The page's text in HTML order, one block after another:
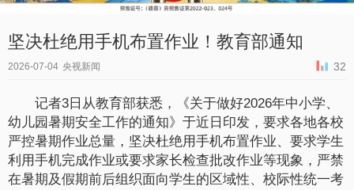
坚决杜绝用手机布置作业！教育部通知
2026-07-04 央视新闻 32
记者3日从教育部获悉，《关于做好2026年中小学、
幼儿园暑期安全工作的通知》于近日印发，要求各地各校
严控暑期作业总量，坚决杜绝用手机布置作业、要求学生
利用手机完成作业或要求家长检查批改作业等现象，严禁
在暑期及假期前后组织面向学生的区域性、校际性统一考